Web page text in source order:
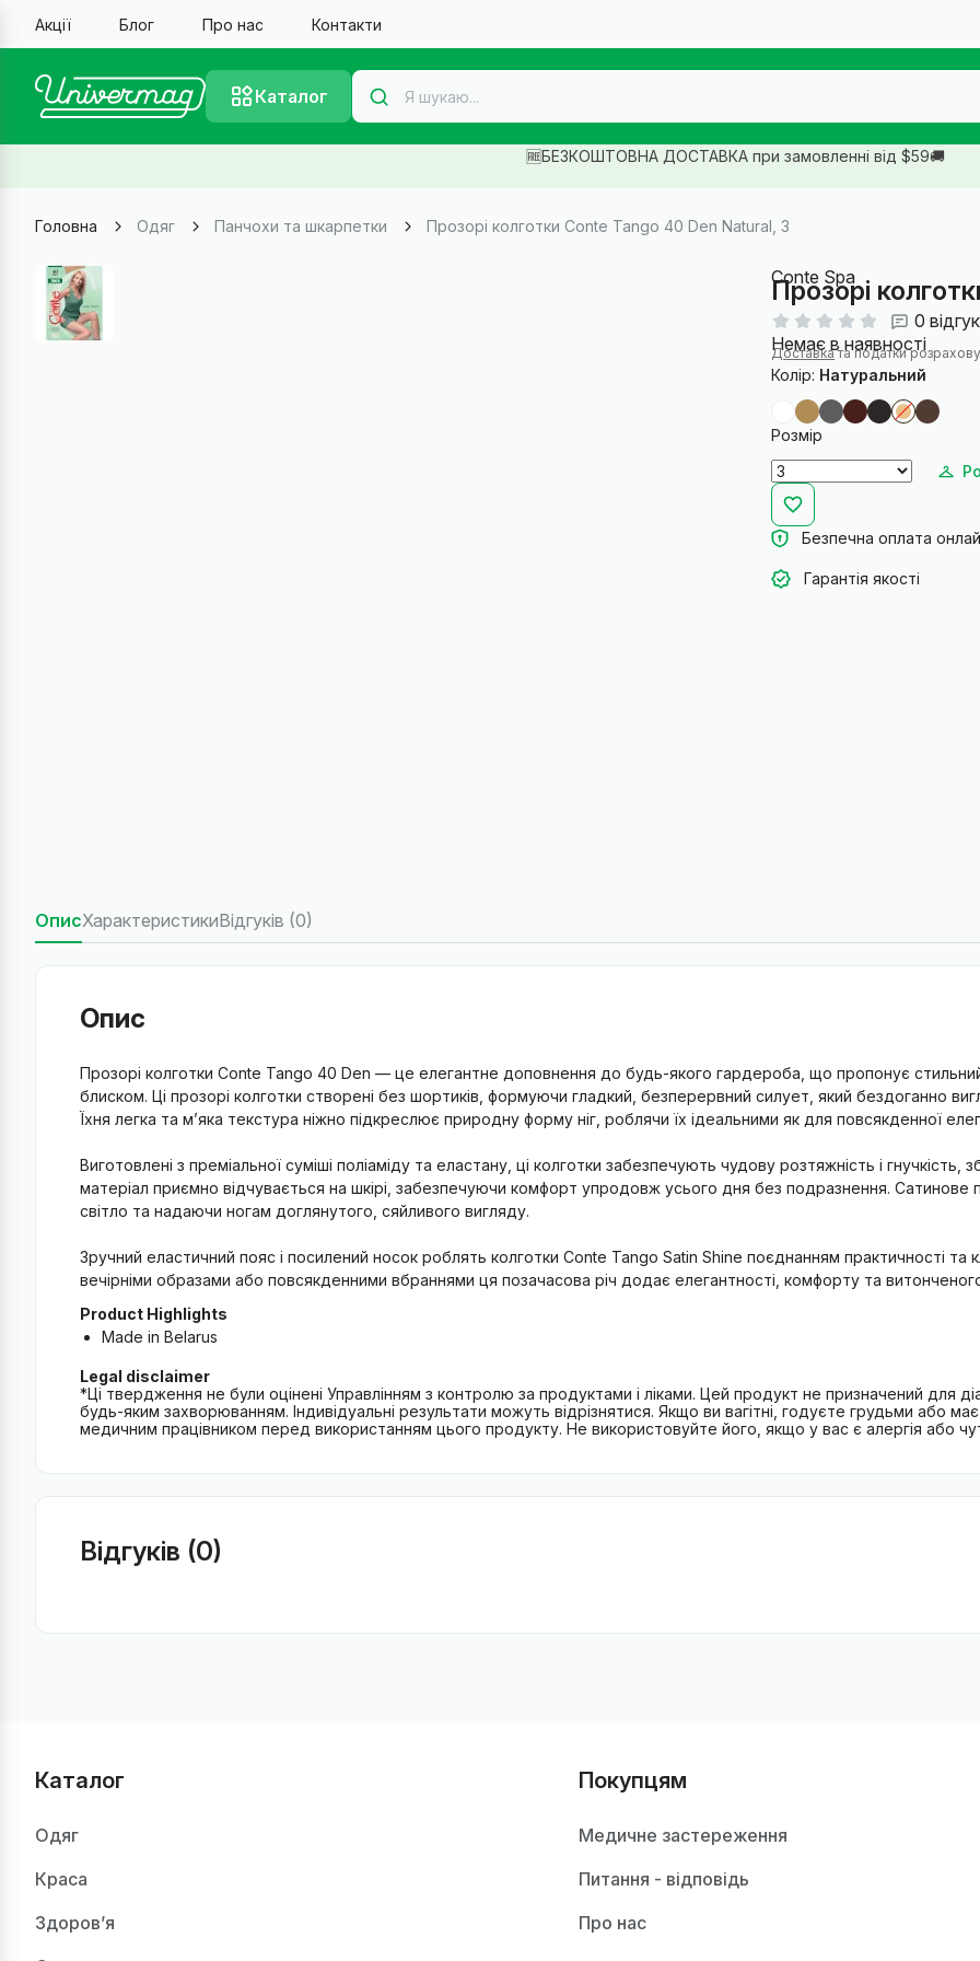
Акції Блог Про нас Контакти
Каталог
🆓БЕЗКОШТОВНА ДОСТАВКА при замовленні від $59🚚
Головна Одяг Панчохи та шкарпетки Прозорі колготки Conte Tango 40 Den Natural, 3
Conte Spa
Прозорі
0
Немає в наявності
Доставката податки
Колір: Натуральний
Розмір
Безпечна оплата
Гарантія якості
ОписХарактеристикиВідгуків (0)
Опис
Прозорі колготки Conte Tango 40 Den — це елегантне доповнення до будь-якого гардероба, що пропонує стильний
блиском. Ці прозорі колготки створені без шортиків, формуючи гладкий, безперервний силует, який бездоганно
Їхня легка та м’яка текстура ніжно підкреслює природну форму ніг, роблячи їх ідеальними як для повсякденної
Виготовлені з преміальної суміші поліаміду та еластану, ці колготки забезпечують чудову розтяжність і
матеріал приємно відчувається на шкірі, забезпечуючи комфорт упродовж усього дня без подразнення. Сатинове
світло та надаючи ногам доглянутого, сяйливого вигляду.
Зручний еластичний пояс і посилений носок роблять колготки Conte Tango Satin Shine поєднанням практичності та
вечірніми образами або повсякденними вбраннями ця позачасова річ додає елегантності, комфорту та
Product Highlights
Made in Belarus
Legal disclaimer
*Ці твердження не були оцінені Управлінням з контролю за продуктами і ліками. Цей продукт не призначений для
будь-яким захворюванням. Індивідуальні результати можуть відрізнятися. Якщо ви вагітні, годуєте грудьми або
медичним працівником перед використанням цього продукту. Не використовуйте його, якщо у вас є алергія або
Відгуків (0)
Каталог
Одяг
Краса
Здоров’я
Покупцям
Медичне застереження
Питання - відповідь
Про нас